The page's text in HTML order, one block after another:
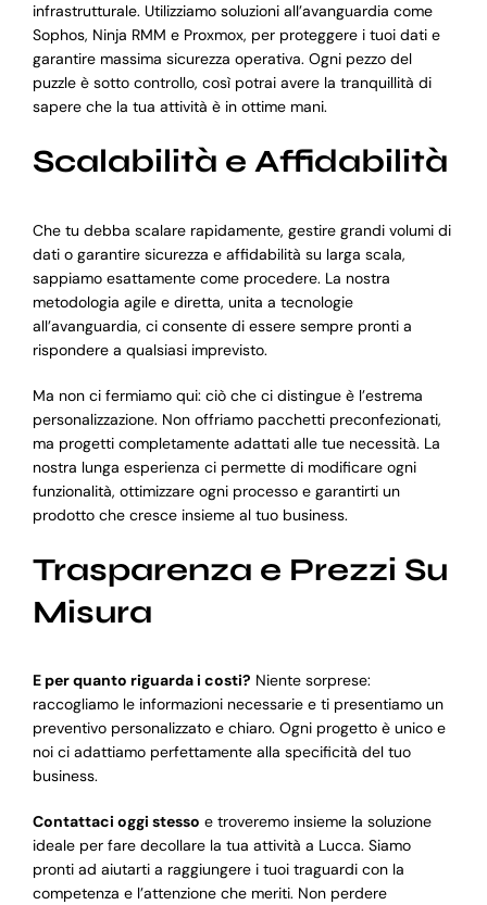
infrastrutturale. Utilizziamo soluzioni all’avanguardia come
Sophos, Ninja RMM e Proxmox, per proteggere i tuoi dati e
garantire massima sicurezza operativa. Ogni pezzo del
puzzle è sotto controllo, così potrai avere la tranquillità di
sapere che la tua attività è in ottime mani.
Scalabilità e Affidabilità
Che tu debba scalare rapidamente, gestire grandi volumi di
dati o garantire sicurezza e affidabilità su larga scala,
sappiamo esattamente come procedere. La nostra
metodologia agile e diretta, unita a tecnologie
all’avanguardia, ci consente di essere sempre pronti a
rispondere a qualsiasi imprevisto.
Ma non ci fermiamo qui: ciò che ci distingue è l’estrema
personalizzazione. Non offriamo pacchetti preconfezionati,
ma progetti completamente adattati alle tue necessità. La
nostra lunga esperienza ci permette di modificare ogni
funzionalità, ottimizzare ogni processo e garantirti un
prodotto che cresce insieme al tuo business.
Trasparenza e Prezzi Su
Misura
E per quanto riguarda i costi? Niente sorprese:
raccogliamo le informazioni necessarie e ti presentiamo un
preventivo personalizzato e chiaro. Ogni progetto è unico e
noi ci adattiamo perfettamente alla specificità del tuo
business.
Contattaci oggi stesso e troveremo insieme la soluzione
ideale per fare decollare la tua attività a Lucca. Siamo
pronti ad aiutarti a raggiungere i tuoi traguardi con la
competenza e l’attenzione che meriti. Non perdere